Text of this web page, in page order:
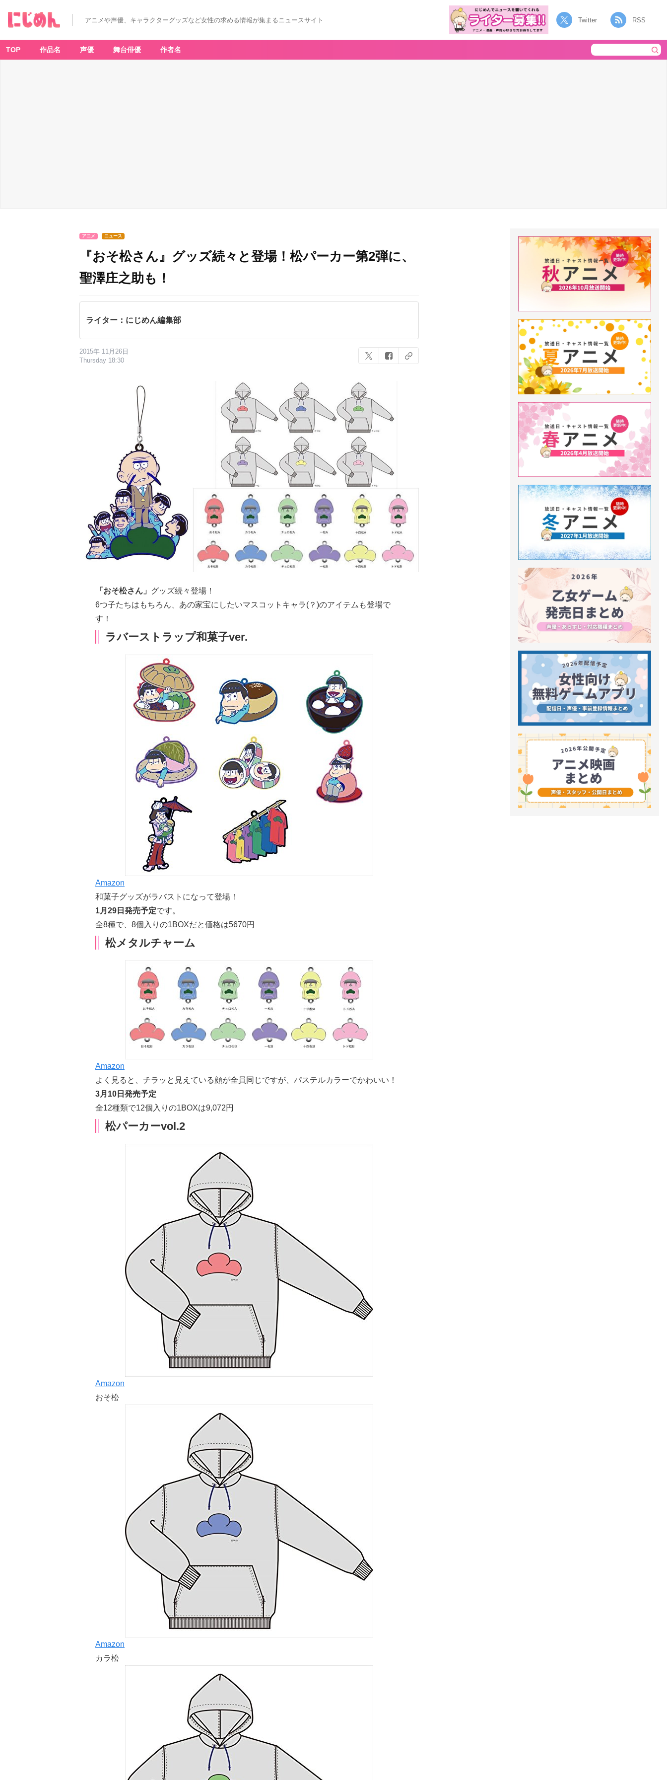
アニメや声優、キャラクターグッズなど女性の求める情報が集まるニュースサイト Twitter RSS
TOP 作品名 声優 舞台俳優 作者名
アニメ ニュース
『おそ松さん』グッズ続々と登場！松パーカー第2弾に、
聖澤庄之助も！
ライター：にじめん編集部
2015年 11月26日
Thursday 18:30
「おそ松さん」 グッズ続々登場！
6つ子たちはもちろん、あの家宝にしたいマスコットキャラ(？)のアイテムも登場で
す！
ラバーストラップ和菓子ver.
Amazon
和菓子グッズがラバストになって登場！
1月29日発売予定です。
全8種で、8個入りの1BOXだと価格は5670円
松メタルチャーム
Amazon
よく見ると、チラッと見えている顔が全員同じですが、パステルカラーでかわいい！
3月10日発売予定
全12種類で12個入りの1BOXは9,072円
松パーカーvol.2
Amazon
おそ松
Amazon
カラ松